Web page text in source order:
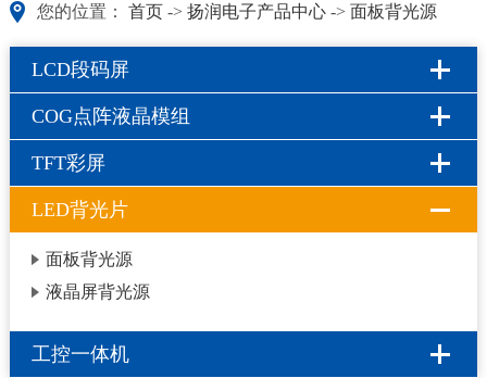
您的位置： 首页-> 扬润电子产品中心-> 面板背光源
LCD段码屏
COG点阵液晶模组
TFT彩屏
LED背光片
面板背光源
液晶屏背光源
工控一体机